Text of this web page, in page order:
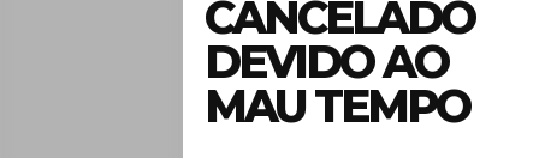
CANCELADO
DEVIDO AO
MAU TEMPO